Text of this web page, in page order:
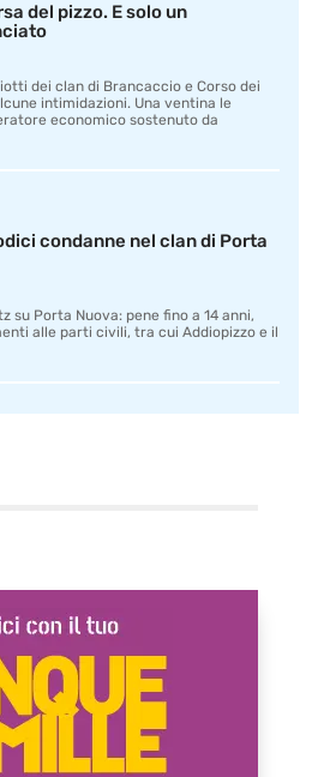
del pizzo. E solo un
dei clan di Brancaccio e Corso dei
intimidazioni. Una ventina le
economico sostenuto da
condanne nel clan di Porta
su Porta Nuova: pene fino a 14 anni,
alle parti civili, tra cui Addiopizzo e il